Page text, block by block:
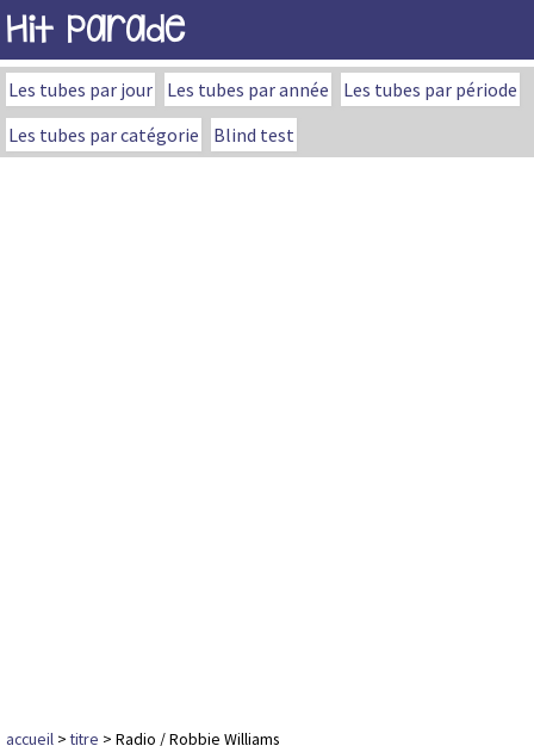
Hit Parade
Les tubes par jour Les tubes par année
Les tubes par période
Les tubes par catégorie
Blind test
accueil >titre > Radio / Robbie Williams